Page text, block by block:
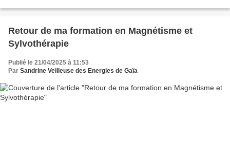
Retour de ma formation en Magnétisme et
Sylvothérapie
Publié le 21/04/2025 à 11:53
Par Sandrine Veilleuse des Energies de Gaïa